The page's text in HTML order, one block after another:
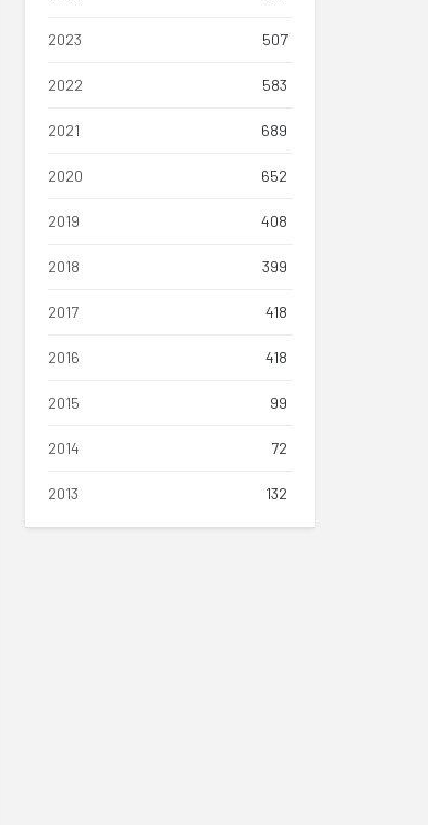
2023 507
2022 583
2021 689
2020 652
2019 408
2018 399
2017 418
2016 418
2015 99
2014 72
2013 132